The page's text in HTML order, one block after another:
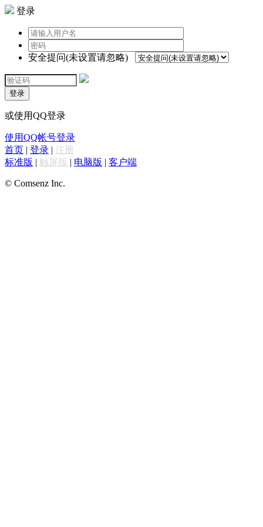
登录
安全提问(未设置请忽略)
登录
或使用QQ登录
使用QQ帐号登录
首页 | 登录 | 注册
标准版 | 触屏版 | 电脑版 | 客户端
© Comsenz Inc.